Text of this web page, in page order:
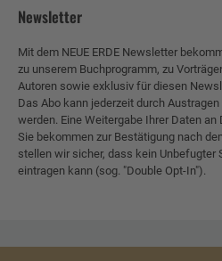
Newsletter
Mit dem NEUE ERDE Newsletter
zu unserem Buchprogramm, zu
Autoren sowie exklusiv für diesen
Das Abo kann jederzeit durch
werden. Eine Weitergabe Ihrer Daten an
Sie bekommen zur Bestätigung nach
stellen wir sicher, dass kein Unbefugter
eintragen kann (sog. "Double Opt-In").